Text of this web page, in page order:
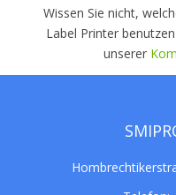
Wissen Sie nicht,
Label Printer
unserer